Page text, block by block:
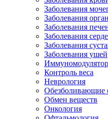
Заболевания
Заболевания
Заболевания
Заболевания
Заболевания
Заболевания ушей
Контроль веса
Неврология
Обезболивающие
Обмен веществ
Онкология